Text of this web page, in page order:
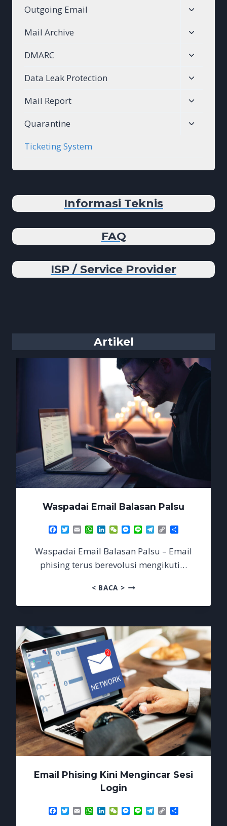
menu
Outgoing Email
Toggle
menu
Mail Archive
Toggle
menu
DMARC
Toggle
menu
Data Leak Protection
Toggle
menu
Mail Report
Toggle
menu
Quarantine
Toggle
Ticketing System
Informasi Teknis
FAQ
ISP / Service Provider
Artikel
Waspadai Email Balasan Palsu
Facebook
TwitterEmailWhatsApp
LinkedIn
WeChatMessenger
Line Telegram
Copy
Link
Waspadai Email Balasan Palsu – Email
phising terus berevolusi mengikuti…
< BACA >WASPADAI
BALASAN
Email Phising Kini Mengincar Sesi
Login
Facebook
TwitterEmailWhatsApp
LinkedIn
WeChatMessenger
Line Telegram
Copy
Link